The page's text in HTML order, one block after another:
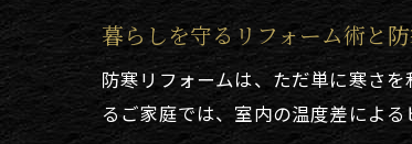
暮らしを守るリフォーム術と
防寒リフォームは、ただ単に寒さ
るご家庭では、室内の温度差によ